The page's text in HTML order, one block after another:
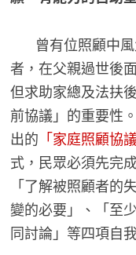
曾有位照顧中風
者，在父親過世後
但求助家總及法扶
前協議」的重要性
出的 「家庭照顧協
式，民眾必須先完
「了解被照顧者的
變的必要」、「至
同討論」等四項自